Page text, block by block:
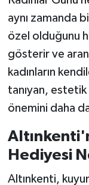
aynı zamanda
özel olduğunu
gösterir ve
kadınların
tanıyan, estetik
önemini daha da
Hediyesi
Altınkenti,